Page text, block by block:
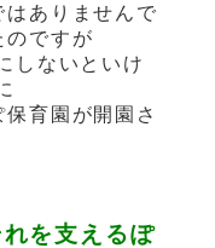
ありませんで
のですが
しないといけ
保育園が開園さ
れを支えるぽ